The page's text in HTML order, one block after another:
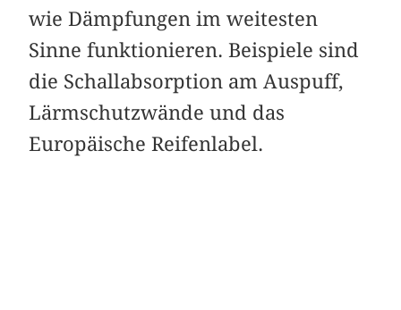
wie Dämpfungen im weitesten
Sinne funktionieren. Beispiele sind
die Schallabsorption am Auspuff,
Lärmschutzwände und das
Europäische Reifenlabel.